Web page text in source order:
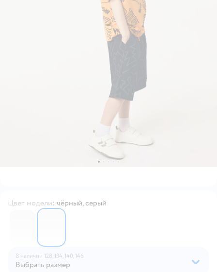
Цвет модели: чёрный, серый
6750215
6750207
В наличии 128, 134, 140, 146
Выбрать размер